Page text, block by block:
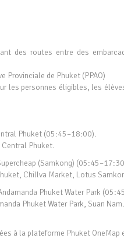
des routes entre des
Provinciale de Phuket (PPAO)
les personnes éligibles, les
Phuket (05:45–18:00).
Central Phuket.
(Samkong)
Chillva Market, Lotus
Phuket Water Park
Phuket Water Park, Suan Nam.
à la plateforme Phuket